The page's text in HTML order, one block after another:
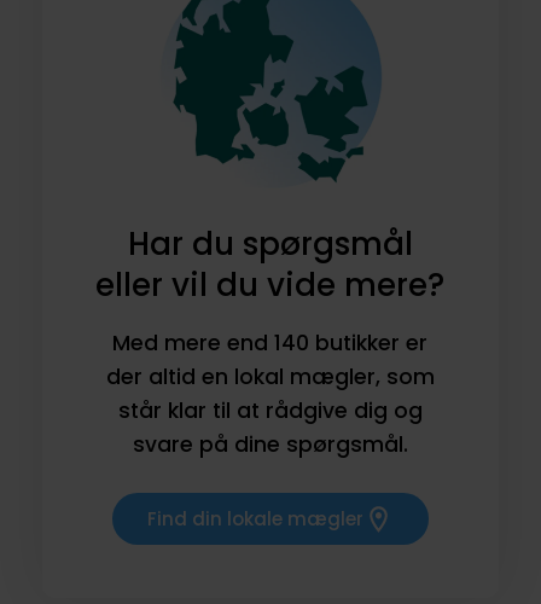
Har du spørgsmål
eller vil du vide mere?
Med mere end 140 butikker er
der altid en lokal mægler, som
står klar til at rådgive dig og
svare på dine spørgsmål.
Find din lokale mægler